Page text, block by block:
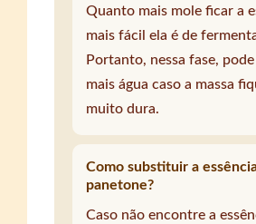
Quanto mais mole ficar a
mais fácil ela é de
Portanto, nessa fase,
mais água caso a massa
muito dura.
Como substituir a
panetone?
Caso não encontre a